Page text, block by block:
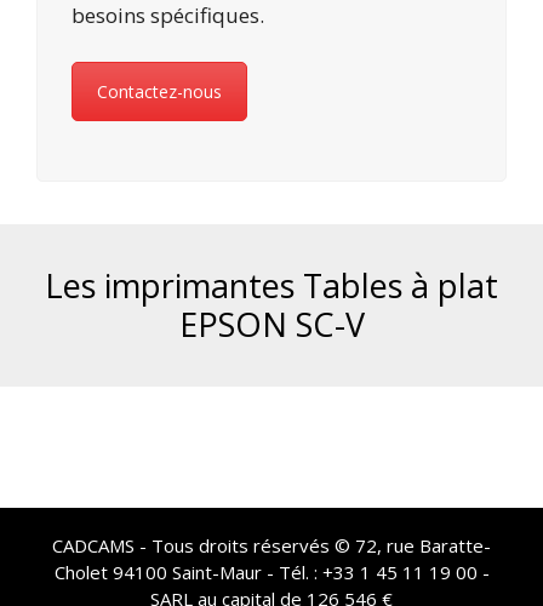
besoins spécifiques.
Contactez-nous
Les imprimantes Tables à plat
EPSON SC-V
CADCAMS - Tous droits réservés © 72, rue Baratte-
Cholet 94100 Saint-Maur - Tél. : +33 1 45 11 19 00 -
SARL au capital de 126 546 €